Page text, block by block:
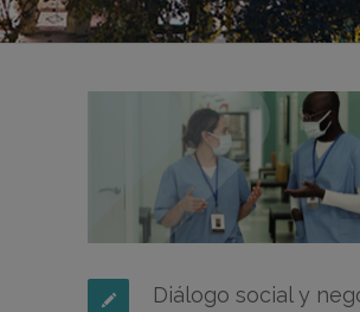
Diálogo social y